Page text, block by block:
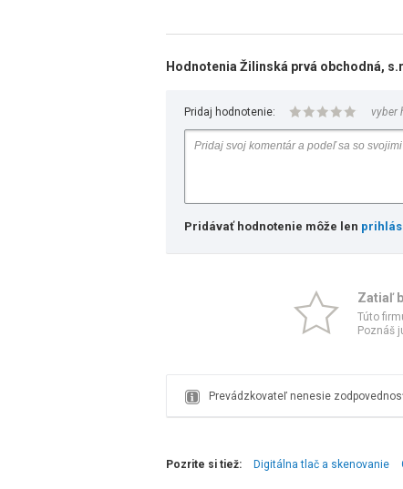
Hodnotenia Žilinská prvá obchodná,
Pridaj hodnotenie: vyber
Pridávať hodnotenie môže len
Zatiaľ
Túto
Poznáš
Prevádzkovateľ nenesie
Pozrite si tiež: Digitálna tlač a skenovanie